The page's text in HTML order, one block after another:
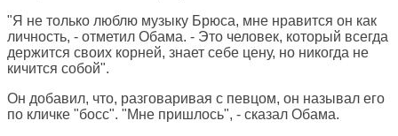
"Я не только люблю музыку Брюса, мне нравится он как
личность, - отметил Обама. - Это человек, который всегда
держится своих корней, знает себе цену, но никогда не
кичится собой".
Он добавил, что, разговаривая с певцом, он называл его
по кличке "босс". "Мне пришлось", - сказал Обама.